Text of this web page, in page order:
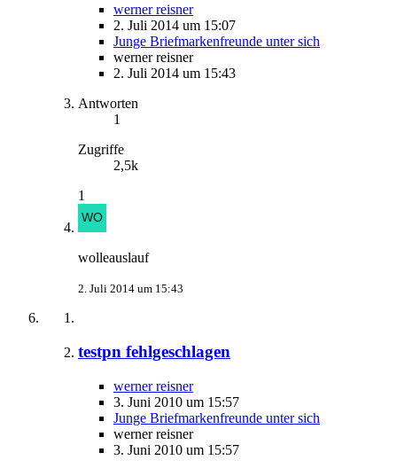
werner reisner
2. Juli 2014 um 15:07
Junge Briefmarkenfreunde unter sich
werner reisner
2. Juli 2014 um 15:43
Antworten
1
Zugriffe
2,5k
1
wolleauslauf
2. Juli 2014 um 15:43
testpn fehlgeschlagen
werner reisner
3. Juni 2010 um 15:57
Junge Briefmarkenfreunde unter sich
werner reisner
3. Juni 2010 um 15:57